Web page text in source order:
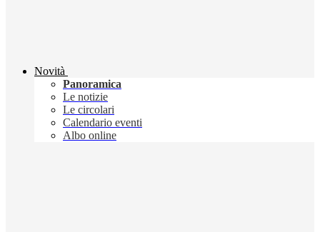
Novità
Panoramica
Le notizie
Le circolari
Calendario eventi
Albo online